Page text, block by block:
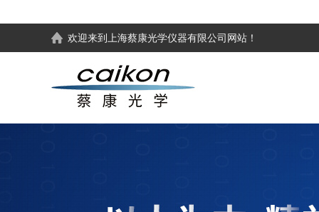
欢迎来到 上海蔡康光学仪器有限公司 网站！